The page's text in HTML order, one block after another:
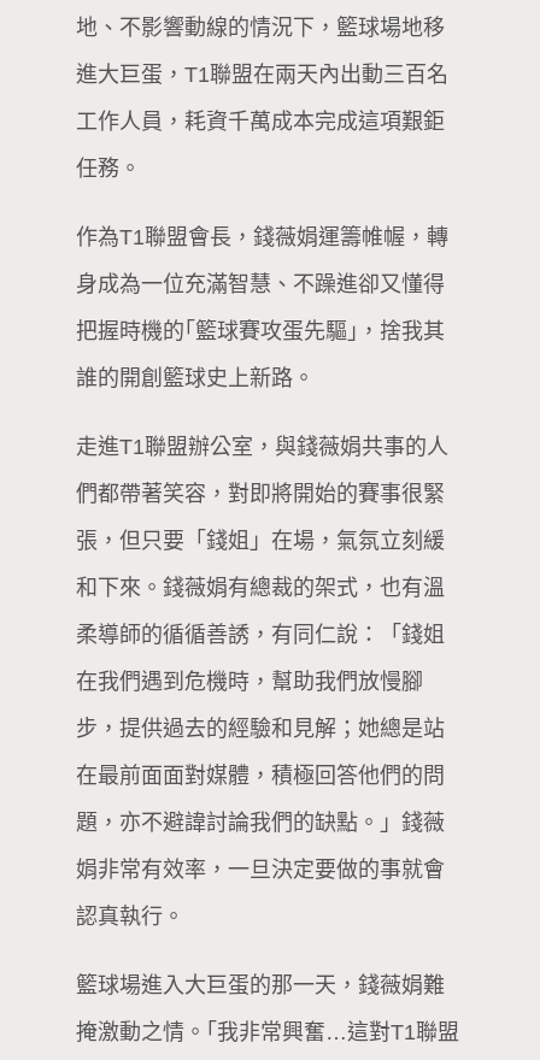
地、不影響動線的情況下，籃球場地移
進大巨蛋，T1聯盟在兩天內出動三百名
工作人員，耗資千萬成本完成這項艱鉅
任務。
作為T1聯盟會長，錢薇娟運籌帷幄，轉
身成為一位充滿智慧、不躁進卻又懂得
把握時機的｢籃球賽攻蛋先驅｣，捨我其
誰的開創籃球史上新路。
走進T1聯盟辦公室，與錢薇娟共事的人
們都帶著笑容，對即將開始的賽事很緊
張，但只要「錢姐」在場，氣氛立刻緩
和下來。錢薇娟有總裁的架式，也有溫
柔導師的循循善誘，有同仁說：「錢姐
在我們遇到危機時，幫助我們放慢腳
步，提供過去的經驗和見解；她總是站
在最前面面對媒體，積極回答他們的問
題，亦不避諱討論我們的缺點。」錢薇
娟非常有效率，一旦決定要做的事就會
認真執行。
籃球場進入大巨蛋的那一天，錢薇娟難
掩激動之情。｢我非常興奮…這對T1聯盟